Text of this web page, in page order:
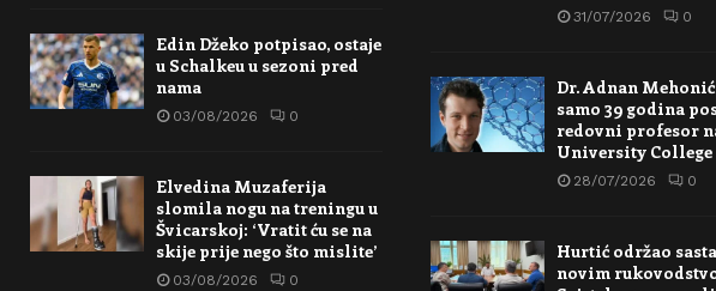
Edin Džeko potpisao, ostaje
u Schalkeu u sezoni pred
nama
03/08/2026 0
Elvedina Muzaferija
slomila nogu na treningu u
Švicarskoj: ‘Vratit ću se na
skije prije nego što mislite’
03/08/2026 0
31/07/2026 0
Dr. Adnan Mehonić
samo 39 godina
redovni profesor
University
28/07/2026 0
Hurtić održao
novim